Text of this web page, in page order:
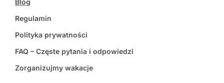
Regulamin
Polityka prywatności
FAQ – Częste pytania i odpowiedzi
Zorganizujmy wakacje